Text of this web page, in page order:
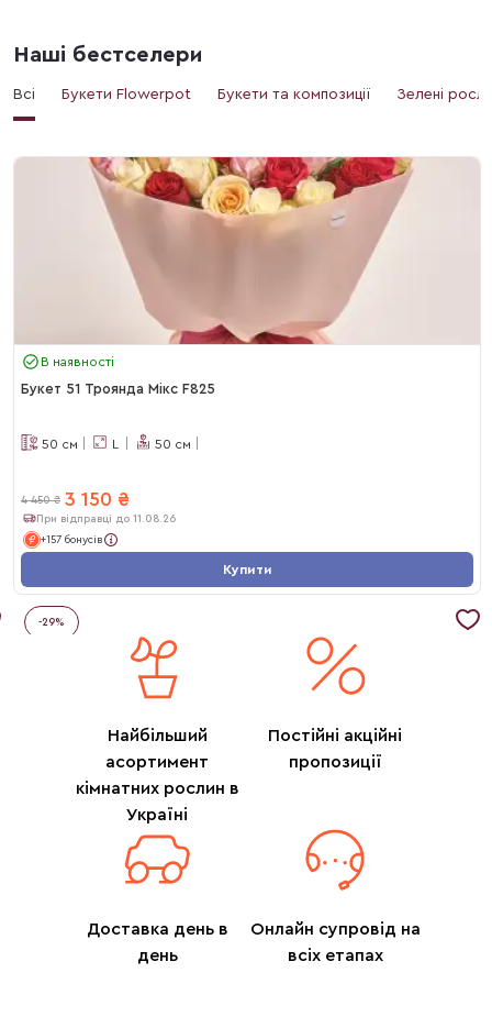
Наші бестселери
Всі Букети Flowerpot Букети та композиції Зелені
В наявності
Букет 51 Троянда Мікс F825
50 см L 50 см
4 450 ₴ 3 150 ₴
При відправці до 11.08.26
+157 бонусів
Купити
-29%
Найбільший
асортимент
кімнатних рослин в
Україні
Постійні акційні
пропозиції
Доставка день в
день
Онлайн супровід на
всіх етапах